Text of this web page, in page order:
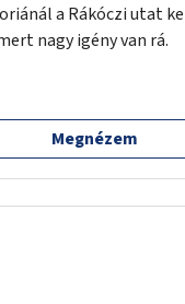
a Rákóczi utat
nagy igény van rá.
Megnézem